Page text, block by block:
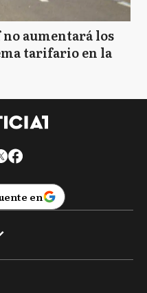
aumentará los
tarifario en la
en